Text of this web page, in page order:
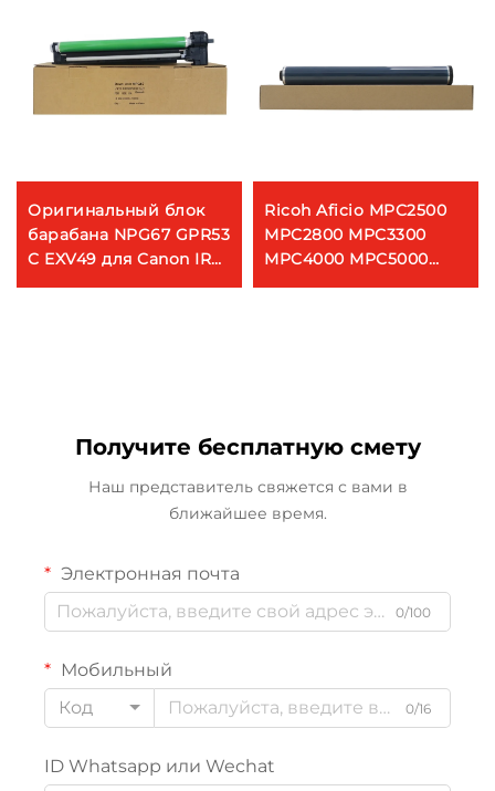
Оригинальный блок
барабана NPG67 GPR53
C EXV49 для Canon IR
C3020 C3025 C3320
Ricoh Aficio MPC2500
MPC2800 MPC3300
MPC4000 MPC5000
MPC3500 MPC4500
Получите бесплатную смету
Наш представитель свяжется с вами в
ближайшее время.
Электронная почта
0/100
Мобильный
Код
0/16
ID Whatsapp или Wechat